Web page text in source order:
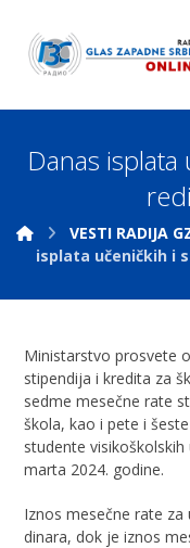
Danas
VESTI RADIJA
isplata učeničkih i
Ministarstvo prosvete
stipendija i kredita za
sedme mesečne rate
škola, kao i pete i
studente
marta 2024. godine.
Iznos mesečne rate za
dinara, dok je iznos